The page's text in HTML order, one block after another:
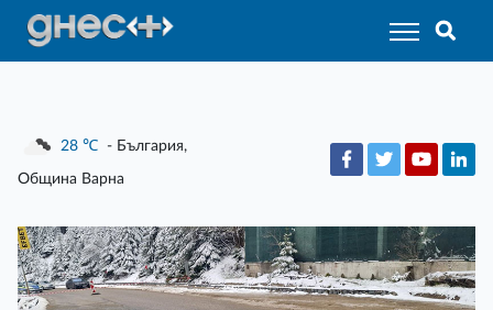
28 ℃ - България,
Община Варна